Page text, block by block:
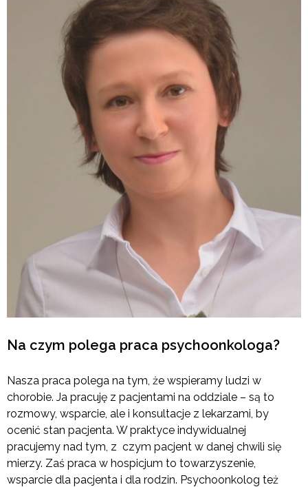
Na czym polega praca psychoonkologa?
Nasza praca polega na tym, że wspieramy ludzi w
chorobie. Ja pracuję z pacjentami na oddziale – są to
rozmowy, wsparcie, ale i konsultacje z lekarzami, by
ocenić stan pacjenta. W praktyce indywidualnej
pracujemy nad tym, z czym pacjent w danej chwili się
mierzy. Zaś praca w hospicjum to towarzyszenie,
wsparcie dla pacjenta i dla rodzin. Psychoonkolog też